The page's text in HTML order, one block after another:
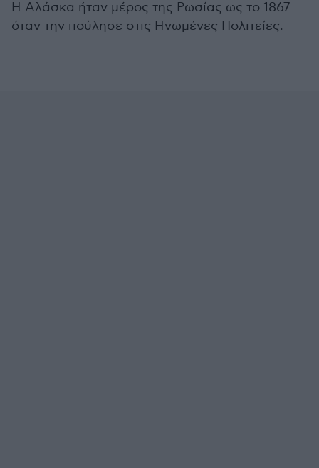
Η Αλάσκα ήταν μέρος της Ρωσίας ως το 1867
όταν την πούλησε στις Ηνωμένες Πολιτείες.